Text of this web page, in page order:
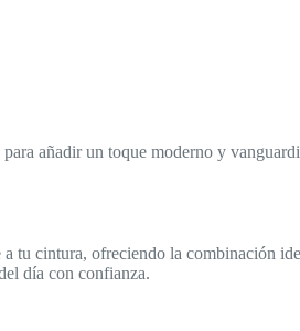
añadir un toque moderno y
tu cintura, ofreciendo la combinación
día con confianza.